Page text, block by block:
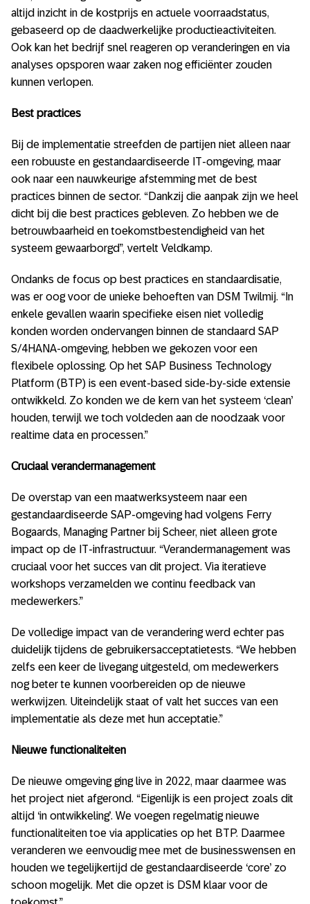
altijd inzicht in de kostprijs en actuele voorraadstatus,
gebaseerd op de daadwerkelijke productieactiviteiten.
Ook kan het bedrijf snel reageren op veranderingen en via
analyses opsporen waar zaken nog efficiënter zouden
kunnen verlopen.
Best practices
Bij de implementatie streefden de partijen niet alleen naar
een robuuste en gestandaardiseerde IT-omgeving, maar
ook naar een nauwkeurige afstemming met de best
practices binnen de sector. “Dankzij die aanpak zijn we heel
dicht bij die best practices gebleven. Zo hebben we de
betrouwbaarheid en toekomstbestendigheid van het
systeem gewaarborgd”, vertelt Veldkamp.
Ondanks de focus op best practices en standaardisatie,
was er oog voor de unieke behoeften van DSM Twilmij. “In
enkele gevallen waarin specifieke eisen niet volledig
konden worden ondervangen binnen de standaard SAP
S/4HANA-omgeving, hebben we gekozen voor een
flexibele oplossing. Op het SAP Business Technology
Platform (BTP) is een event-based side-by-side extensie
ontwikkeld. Zo konden we de kern van het systeem ‘clean’
houden, terwijl we toch voldeden aan de noodzaak voor
realtime data en processen.”
Cruciaal verandermanagement
De overstap van een maatwerksysteem naar een
gestandaardiseerde SAP-omgeving had volgens Ferry
Bogaards, Managing Partner bij Scheer, niet alleen grote
impact op de IT-infrastructuur. “Verandermanagement was
cruciaal voor het succes van dit project. Via iteratieve
workshops verzamelden we continu feedback van
medewerkers.”
De volledige impact van de verandering werd echter pas
duidelijk tijdens de gebruikersacceptatietests. “We hebben
zelfs een keer de livegang uitgesteld, om medewerkers
nog beter te kunnen voorbereiden op de nieuwe
werkwijzen. Uiteindelijk staat of valt het succes van een
implementatie als deze met hun acceptatie.”
Nieuwe functionaliteiten
De nieuwe omgeving ging live in 2022, maar daarmee was
het project niet afgerond. “Eigenlijk is een project zoals dit
altijd ‘in ontwikkeling’. We voegen regelmatig nieuwe
functionaliteiten toe via applicaties op het BTP. Daarmee
veranderen we eenvoudig mee met de businesswensen en
houden we tegelijkertijd de gestandaardiseerde ‘core’ zo
schoon mogelijk. Met die opzet is DSM klaar voor de